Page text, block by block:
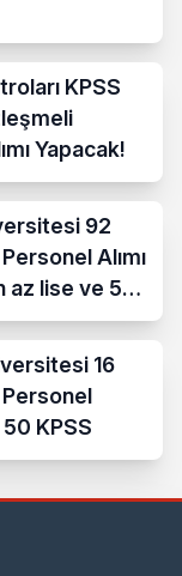
KPSS
Yapacak!
92
Alımı
az lise ve 50
16
50 KPSS